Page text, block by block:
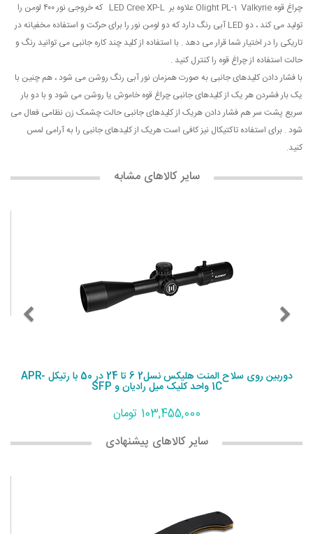
چراغ قوه Olight PL-1 Valkyrie علاوه بر LED Cree XP-L که خروجی نور ۴۰۰ لومن را
تولید می کند ، دو LED آبی رنگ دارد که دو لومن نور را برای حرکت و استفاده مخفیانه در
تاریکی را در اختیار شما قرار می دهد . با استفاده از کلید چند کاره جانبی می توانید رنگ و
حالت استفاده از چراغ قوه را کنترل کنید .
با فشار دادن کلیدهای جانبی به صورت همزمان نور آبی رنگ روشن می شود ، هم چنین با
یک بار فشردن هر یک از کلیدهای جانبی چراغ قوه خاموش یا روشن می شود و با دو بار
سریع پشت سر هم فشار دادن هریک از کلیدهای جانبی حالت چشمک زن نظامی فعال می
شود . برای استفاده تاکتیکال نیز کافی است هریک از کلیدهای جانبی را به آرامی لمس
کنید.
سایر کالاهای مشابه
دوربین روی سلاح المنت هلیکس نسل2 6 تا 24 در 50 با رتیکل APR-
1C واحد کلیک میل رادیان و SFP
103,455,000 تومان
سایر کالاهای پیشنهادی